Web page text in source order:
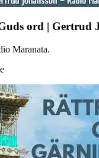
ord | Gertrud
Maranata.